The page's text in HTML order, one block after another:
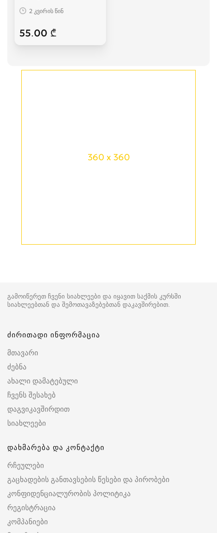
2 კვირის წინ
55.00 ₾
360 x 360
გამოიწერეთ ჩვენი სიახლეები და იყავით საქმის კურსში
სიახლეებთან და შემოთავაზებებთან დაკავშირებით.
ძირითადი ინფორმაცია
მთავარი
ძებნა
ახალი დამატებული
ჩვენს შესახებ
დაგვიკავშირდით
სიახლეები
დახმარება და კონტაქტი
რჩეულები
გაცხადების განთავსების წესები და პირობები
კონფიდენციალურობის პოლიტიკა
რეგისტრაცია
კომპანიები